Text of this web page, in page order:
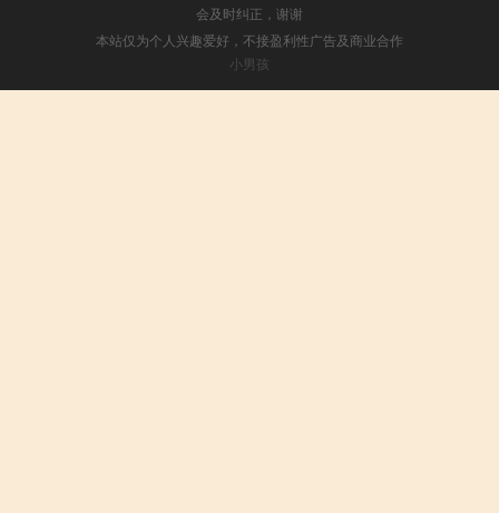
会及时纠正，谢谢
本站仅为个人兴趣爱好，不接盈利性广告及商业合作
小男孩